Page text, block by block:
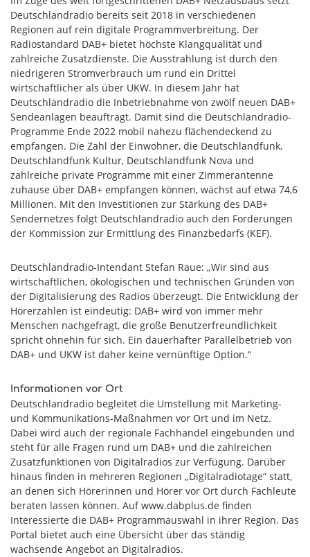
Deutschlandradio bereits seit 2018 in verschiedenen
Regionen auf rein digitale Programmverbreitung. Der
Radiostandard DAB+ bietet höchste Klangqualität und
zahlreiche Zusatzdienste. Die Ausstrahlung ist durch den
niedrigeren Stromverbrauch um rund ein Drittel
wirtschaftlicher als über UKW. In diesem Jahr hat
Deutschlandradio die Inbetriebnahme von zwölf neuen DAB+
Sendeanlagen beauftragt. Damit sind die Deutschlandradio-
Programme Ende 2022 mobil nahezu flächendeckend zu
empfangen. Die Zahl der Einwohner, die Deutschlandfunk,
Deutschlandfunk Kultur, Deutschlandfunk Nova und
zahlreiche private Programme mit einer Zimmerantenne
zuhause über DAB+ empfangen können, wächst auf etwa 74,6
Millionen. Mit den Investitionen zur Stärkung des DAB+
Sendernetzes folgt Deutschlandradio auch den Forderungen
der Kommission zur Ermittlung des Finanzbedarfs (KEF).
Deutschlandradio-Intendant Stefan Raue: „Wir sind aus
wirtschaftlichen, ökologischen und technischen Gründen von
der Digitalisierung des Radios überzeugt. Die Entwicklung der
Hörerzahlen ist eindeutig: DAB+ wird von immer mehr
Menschen nachgefragt, die große Benutzerfreundlichkeit
spricht ohnehin für sich. Ein dauerhafter Parallelbetrieb von
DAB+ und UKW ist daher keine vernünftige Option.“
Informationen vor Ort
Deutschlandradio begleitet die Umstellung mit Marketing-
und Kommunikations-Maßnahmen vor Ort und im Netz.
Dabei wird auch der regionale Fachhandel eingebunden und
steht für alle Fragen rund um DAB+ und die zahlreichen
Zusatzfunktionen von Digitalradios zur Verfügung. Darüber
hinaus finden in mehreren Regionen „Digitalradiotage“ statt,
an denen sich Hörerinnen und Hörer vor Ort durch Fachleute
beraten lassen können. Auf www.dabplus.de finden
Interessierte die DAB+ Programmauswahl in ihrer Region. Das
Portal bietet auch eine Übersicht über das ständig
wachsende Angebot an Digitalradios.